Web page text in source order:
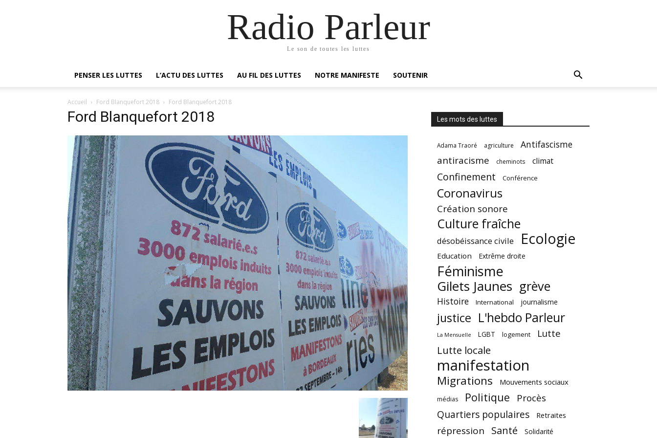
Radio Parleur
Le son de toutes les luttes
PENSER LES LUTTES L’ACTU DES LUTTES AU FIL DES LUTTES NOTRE MANIFESTE SOUTENIR
Accueil Ford Blanquefort 2018 Ford Blanquefort 2018
Ford Blanquefort 2018 Les mots des luttes
Adama Traoré agriculture Antifascisme
antiracisme cheminots climat
Confinement Conférence
Coronavirus
Création sonore
Culture fraîche
désobéissance civile Ecologie
Education Extrême droite
Féminisme
Gilets Jaunes grève
Histoire International journalisme
justice L'hebdo Parleur
La Mensuelle LGBT logement Lutte
Lutte locale
manifestation
Migrations Mouvements sociaux
médias Politique Procès
Quartiers populaires Retraites
répression Santé Solidarité